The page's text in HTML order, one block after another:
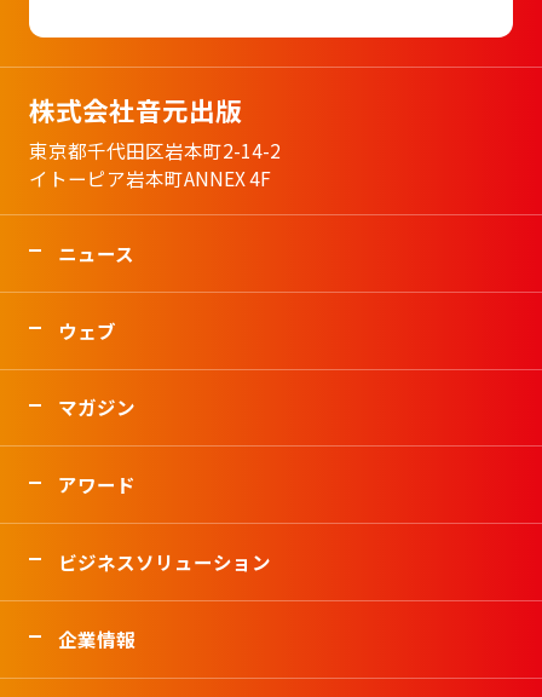
株式会社音元出版
東京都千代田区岩本町2-14-2
イトーピア岩本町ANNEX 4F
ニュース
ウェブ
マガジン
アワード
ビジネスソリューション
企業情報